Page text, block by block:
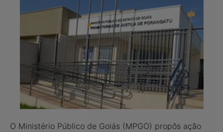
O Ministério Público de Goiás (MPGO) propôs ação